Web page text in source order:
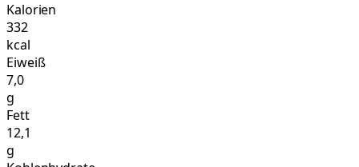
Kalorien
332
kcal
Eiweiß
7,0
g
Fett
12,1
g